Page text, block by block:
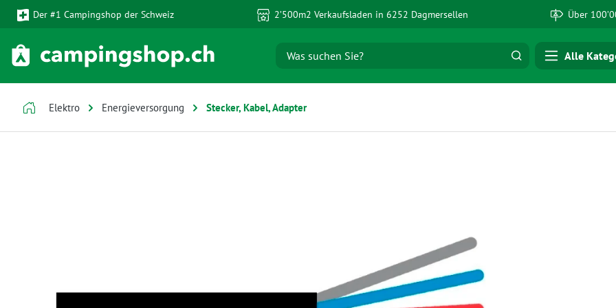
Hauptinhalt springen
Zur Suche springen
Zur Hauptnavigation springen
Der #1 Campingshop der Schweiz 2’500m2 Verkaufsladen in 6252 Dagmersellen Über
Alle
Elektro Energieversorgung Stecker, Kabel, Adapter